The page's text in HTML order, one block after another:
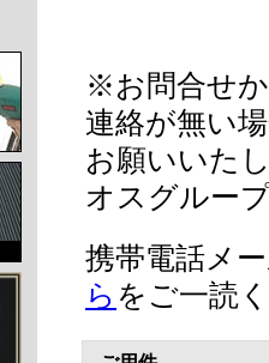
※お問合せ
連絡が無い
お願いいた
オスグルー
携帯電話メ
ら をご一読